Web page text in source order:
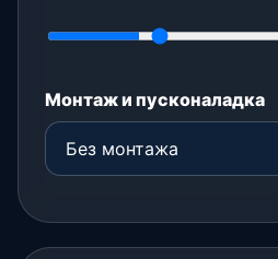
Монтаж и пусконаладка